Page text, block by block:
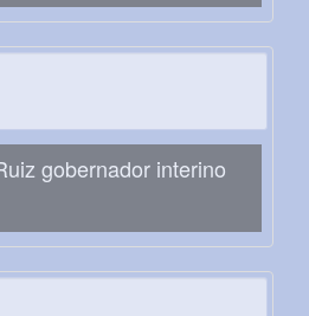
gobernador interino